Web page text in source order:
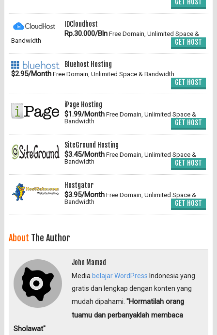
IDCloudhost
Rp.30.000/BlnFree Domain, Unlimited Space &
Bandwidth
GET HOST
Bluehost Hosting
$2.95/MonthFree Domain, Unlimited Space & Bandwidth
GET HOST
iPage Hosting
$1.99/MonthFree Domain, Unlimited Space &
Bandwidth
GET HOST
SiteGround Hosting
$3.45/MonthFree Domain, Unlimited Space &
Bandwidth
GET HOST
Hostgator
$3.95/MonthFree Domain, Unlimited Space &
Bandwidth
GET HOST
About The Author
John Mamad
Media belajar WordPress Indonesia yang
gratis dan lengkap dengan konten yang
mudah dipahami."Hormatilah orang
tuamu dan perbanyaklah membaca
Sholawat"